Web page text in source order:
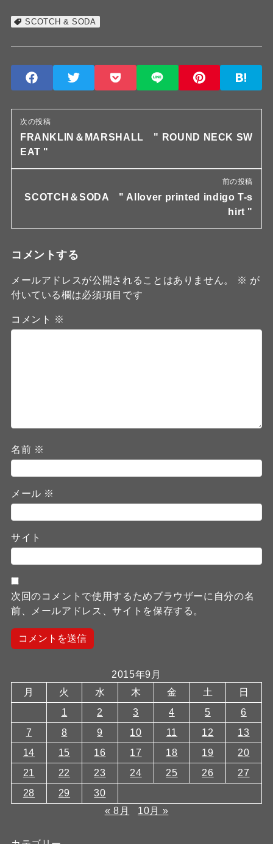
SCOTCH & SODA
次の投稿
FRANKLIN＆MARSHALL " ROUND NECK SW
EAT "
前の投稿
SCOTCH＆SODA " Allover printed indigo T-s
hirt "
コメントする
メールアドレスが公開されることはありません。 ※ が
付いている欄は必須項目です
コメント ※
名前 ※
メール ※
サイト
次回のコメントで使用するためブラウザーに自分の名
前、メールアドレス、サイトを保存する。
2015年9月
月
火 水 木 金 土
日
1
2 3 4 5
6
7
8 9 10 11 12
13
14
15 16 17 18 19
20
21
22 23 24 25 26
27
28
29
30
« 8月
10月 »